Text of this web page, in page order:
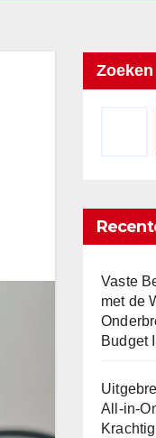
Vaste
met de
Budget
All-in-